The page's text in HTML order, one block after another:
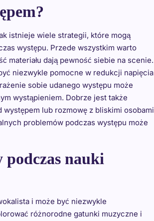
istnieje wiele strategii, które mogą
występu. Przede wszystkim warto
materiału dają pewność siebie na scenie.
niezwykle pomocne w redukcji napięcia
sobie udanego występu może
wystąpieniem. Dobrze jest także
lub rozmowę z bliskimi osobami
problemów podczas występu może
podczas nauki
i może być niezwykle
różnorodne gatunki muzyczne i